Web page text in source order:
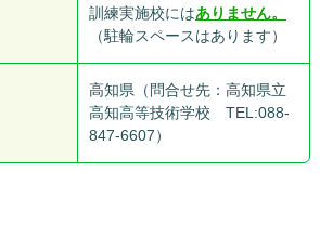
訓練実施校にはありません。
（駐輪スペースはあります）
高知県（問合せ先：高知県立
高知高等技術学校 TEL:088-
847-6607）